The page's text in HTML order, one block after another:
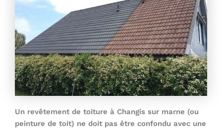
Un revêtement de toiture à Changis sur marne (ou
peinture de toit) ne doit pas être confondu avec une